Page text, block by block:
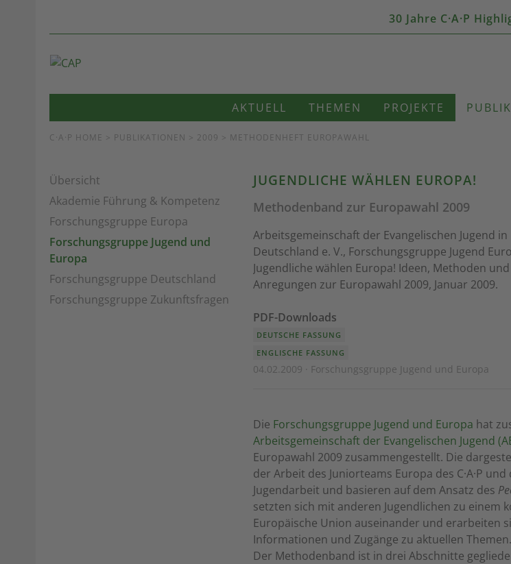
30 Jahre C·A·P
AKTUELL THEMEN PROJEKTE
C·A·P HOME > PUBLIKATIONEN > 2009 > METHODENHEFT EUROPAWAHL
Übersicht
Akademie Führung & Kompetenz
Forschungsgruppe Europa
Forschungsgruppe Jugend und
Europa
Forschungsgruppe Deutschland
Forschungsgruppe Zukunftsfragen
JUGENDLICHE WÄHLEN EUROPA!
Methodenband zur Europawahl 2009
Arbeitsgemeinschaft der Evangelischen Jugend in
Deutschland e. V., Forschungsgruppe Jugend
Jugendliche wählen Europa! Ideen, Methoden und
Anregungen zur Europawahl 2009, Januar 2009.
PDF-Downloads
DEUTSCHE FASSUNG
ENGLISCHE FASSUNG
04.02.2009 · Forschungsgruppe Jugend und Europa
Die Forschungsgruppe Jugend und Europa hat
Arbeitsgemeinschaft der Evangelischen Jugend
Europawahl 2009 zusammengestellt. Die
der Arbeit des Juniorteams Europa des C·A·P
Jugendarbeit und basieren auf dem Ansatz des
setzten sich mit anderen Jugendlichen zu einem
Europäische Union auseinander und erarbeiten
Informationen und Zugänge zu aktuellen Themen.
Der Methodenband ist in drei Abschnitte